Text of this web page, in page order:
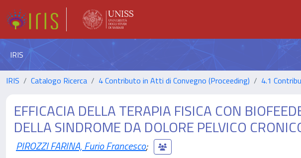
IRIS
IRIS Catalogo Ricerca 4 Contributo in Atti di Convegno (Proceeding) 4.1
EFFICACIA DELLA TERAPIA FISICA CON
DELLA SINDROME DA DOLORE PELVICO
PIROZZI FARINA, Furio Francesco;